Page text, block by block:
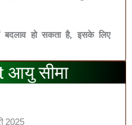
बदलाव हो सकता है, इसके लिए
आयु सीमा
2025